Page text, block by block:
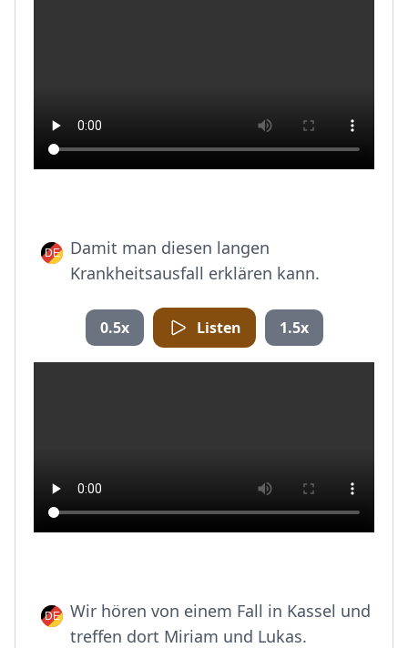
Damit man diesen langen
Krankheitsausfall erklären kann.
0.5x Listen 1.5x
Wir hören von einem Fall in Kassel und
treffen dort Miriam und Lukas.